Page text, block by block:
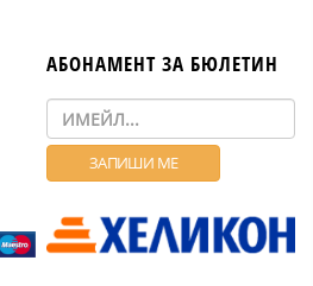
АБОНАМЕНТ ЗА БЮЛЕТИН